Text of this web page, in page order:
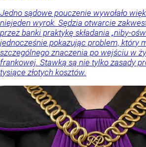
Jedno sądowe pouczenie wywołało
niejeden wyrok. Sędzia otwarcie
przez banki praktykę składania „niby-
jednocześnie pokazując problem, który
szczególnego znaczenia po wejściu w
frankowej. Stawką są nie tylko zasady
tysiące złotych kosztów.